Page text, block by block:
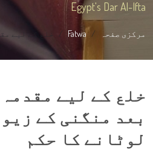
Egypt's Dar Al-Ifta
مرکزی صفحہ Fatwa خلع کے لیے
خلع کے لیے
بعد منگنی کے
لوٹانے کا حکم